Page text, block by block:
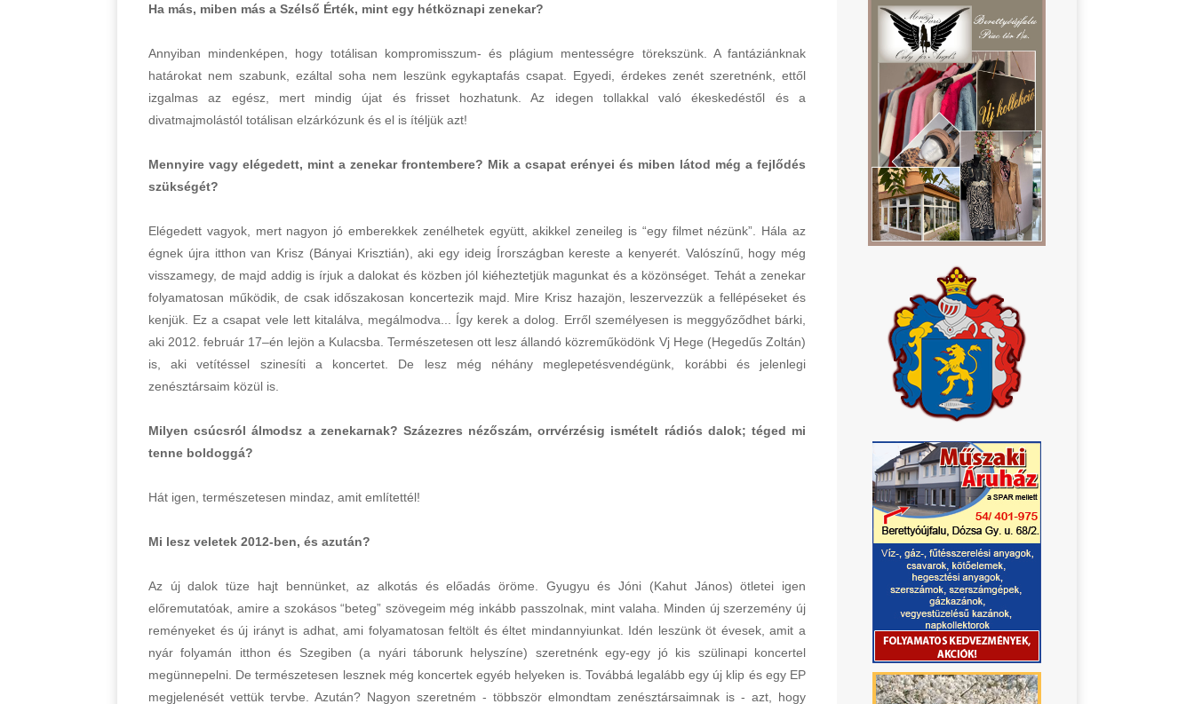
Ha más, miben más a Szélső Érték, mint egy hétköznapi zenekar?
Annyiban mindenképen, hogy totálisan kompromisszum- és plágium mentességre törekszünk. A fantáziánknak
határokat nem szabunk, ezáltal soha nem leszünk egykaptafás csapat. Egyedi, érdekes zenét szeretnénk, ettől
izgalmas az egész, mert mindig újat és frisset hozhatunk. Az idegen tollakkal való ékeskedéstől és a
divatmajmolástól totálisan elzárkózunk és el is ítéljük azt!
Mennyire vagy elégedett, mint a zenekar frontembere? Mik a csapat erényei és miben látod még a fejlődés
szükségét?
Elégedett vagyok, mert nagyon jó emberekkek zenélhetek együtt, akikkel zeneileg is “egy filmet nézünk”. Hála az
égnek újra itthon van Krisz (Bányai Krisztián), aki egy ideig Írországban kereste a kenyerét. Valószínű, hogy még
visszamegy, de majd addig is írjuk a dalokat és közben jól kiéheztetjük magunkat és a közönséget. Tehát a zenekar
folyamatosan működik, de csak időszakosan koncertezik majd. Mire Krisz hazajön, leszervezzük a fellépéseket és
kenjük. Ez a csapat vele lett kitalálva, megálmodva... Így kerek a dolog. Erről személyesen is meggyőződhet bárki,
aki 2012. február 17–én lejön a Kulacsba. Természetesen ott lesz állandó közreműködönk Vj Hege (Hegedűs Zoltán)
is, aki vetítéssel szinesíti a koncertet. De lesz még néhány meglepetésvendégünk, korábbi és jelenlegi
zenésztársaim közül is.
Milyen csúcsról álmodsz a zenekarnak? Százezres nézőszám, orrvérzésig ismételt rádiós dalok; téged mi
tenne boldoggá?
Hát igen, természetesen mindaz, amit említettél!
Mi lesz veletek 2012-ben, és azután?
Az új dalok tüze hajt bennünket, az alkotás és előadás öröme. Gyugyu és Jóni (Kahut János) ötletei igen
előremutatóak, amire a szokásos “beteg” szövegeim még inkább passzolnak, mint valaha. Minden új szerzemény új
reményeket és új irányt is adhat, ami folyamatosan feltölt és éltet mindannyiunkat. Idén leszünk öt évesek, amit a
nyár folyamán itthon és Szegiben (a nyári táborunk helyszíne) szeretnénk egy-egy jó kis szülinapi koncertel
megünnepelni. De természetesen lesznek még koncertek egyéb helyeken is. Továbbá legalább egy új klip és egy EP
megjelenését vettük tervbe. Azután? Nagyon szeretném - többször elmondtam zenésztársaimnak is - azt, hogy